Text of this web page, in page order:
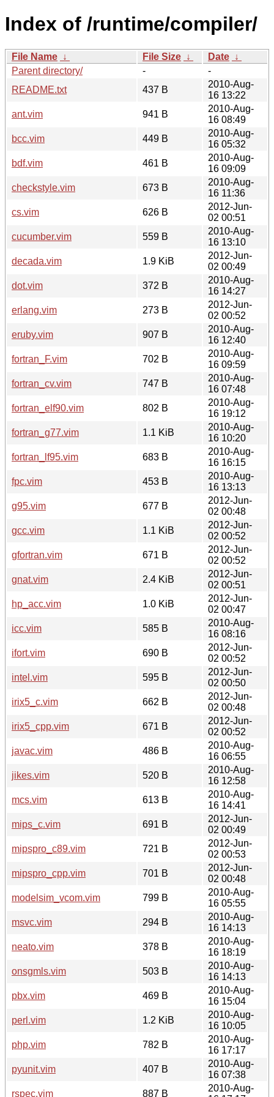
Index of /runtime/compiler/
File Name ↓ File Size ↓ Date ↓
Parent directory/
-
-
README.txt
437 B
2010-Aug-
16 13:22
ant.vim
941 B
2010-Aug-
16 08:49
bcc.vim
449 B
2010-Aug-
16 05:32
bdf.vim
461 B
2010-Aug-
16 09:09
checkstyle.vim
673 B
2010-Aug-
16 11:36
cs.vim
626 B
2012-Jun-
02 00:51
cucumber.vim
559 B
2010-Aug-
16 13:10
decada.vim
1.9 KiB
2012-Jun-
02 00:49
dot.vim
372 B
2010-Aug-
16 14:27
erlang.vim
273 B
2012-Jun-
02 00:52
eruby.vim
907 B
2010-Aug-
16 12:40
fortran_F.vim
702 B
2010-Aug-
16 09:59
fortran_cv.vim
747 B
2010-Aug-
16 07:48
fortran_elf90.vim
802 B
2010-Aug-
16 19:12
fortran_g77.vim
1.1 KiB
2010-Aug-
16 10:20
fortran_lf95.vim
683 B
2010-Aug-
16 16:15
fpc.vim
453 B
2010-Aug-
16 13:13
g95.vim
677 B
2012-Jun-
02 00:48
gcc.vim
1.1 KiB
2012-Jun-
02 00:52
gfortran.vim
671 B
2012-Jun-
02 00:52
gnat.vim
2.4 KiB
2012-Jun-
02 00:51
hp_acc.vim
1.0 KiB
2012-Jun-
02 00:47
icc.vim
585 B
2010-Aug-
16 08:16
ifort.vim
690 B
2012-Jun-
02 00:52
intel.vim
595 B
2012-Jun-
02 00:50
irix5_c.vim
662 B
2012-Jun-
02 00:48
irix5_cpp.vim
671 B
2012-Jun-
02 00:52
javac.vim
486 B
2010-Aug-
16 06:55
jikes.vim
520 B
2010-Aug-
16 12:58
mcs.vim
613 B
2010-Aug-
16 14:41
mips_c.vim
691 B
2012-Jun-
02 00:49
mipspro_c89.vim
721 B
2012-Jun-
02 00:53
mipspro_cpp.vim
701 B
2012-Jun-
02 00:48
modelsim_vcom.vim
799 B
2010-Aug-
16 05:55
msvc.vim
294 B
2010-Aug-
16 14:13
neato.vim
378 B
2010-Aug-
16 18:19
onsgmls.vim
503 B
2010-Aug-
16 14:13
pbx.vim
469 B
2010-Aug-
16 15:04
perl.vim
1.2 KiB
2010-Aug-
16 10:05
php.vim
782 B
2010-Aug-
16 17:17
pyunit.vim
407 B
2010-Aug-
16 07:38
rspec.vim
887 B
2010-Aug-